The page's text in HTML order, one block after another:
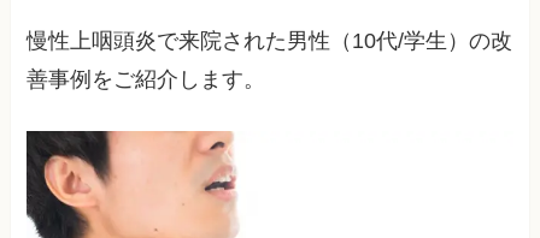
慢性上咽頭炎で来院された男性（10代/学生）の改
善事例をご紹介します。